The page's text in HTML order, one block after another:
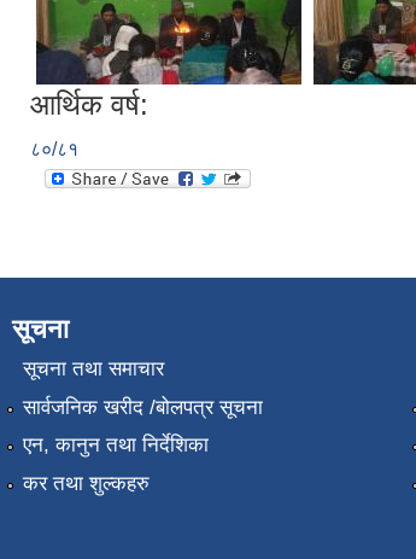
आर्थिक वर्ष:
८०/८१
सूचना
सूचना तथा समाचार
सार्वजनिक खरीद /बोलपत्र सूचना
एन, कानुन तथा निर्देशिका
कर तथा शुल्कहरु